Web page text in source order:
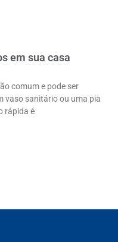
em sua casa
comum e pode ser
vaso sanitário ou uma pia
rápida é